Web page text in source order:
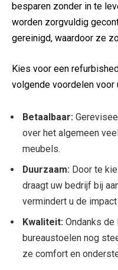
besparen zonder in te
worden zorgvuldig
gereinigd, waardoor ze
Kies voor een
volgende voordelen voor
Betaalbaar:
over het algemeen
meubels.
Duurzaam: Door te
draagt uw bedrijf bij
vermindert u de
Kwaliteit: Ondanks de
bureaustoelen nog
ze comfort en